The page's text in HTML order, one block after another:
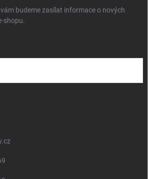
budeme zasílat informace o nových
shopu.